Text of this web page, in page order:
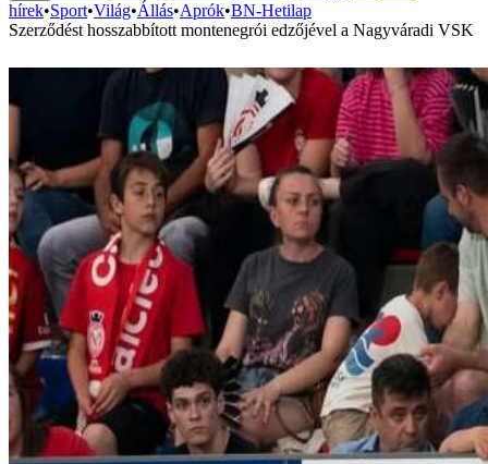
hírek•Sport•Világ•Állás•Aprók•BN-Hetilap
Szerződést hosszabbított montenegrói edzőjével a Nagyváradi VSK